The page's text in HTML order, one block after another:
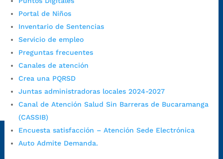
Portal de Niños
Inventario de Sentencias
Servicio de empleo
Preguntas frecuentes
Canales de atención
Crea una PQRSD
Juntas administradoras locales 2024-2027
Canal de Atención Salud Sin Barreras de Bucaramanga
(CASSIB)
Encuesta satisfacción – Atención Sede Electrónica
Auto Admite Demanda.
Alcaldía de Bucaramanga
@AlcaldíaBGA
PrensaBucaramanga
Autorización de Tratamiento de Datos Personales |
condiciones de uso|